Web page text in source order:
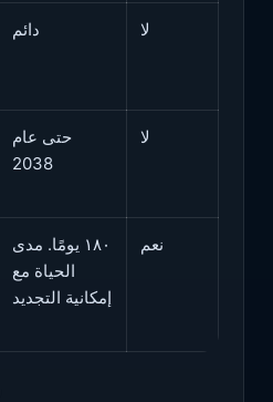
دائم لا
حتى عام
2038
لا
١٨٠ يومًا. مدى
الحياة مع
إمكانية التجديد
نعم